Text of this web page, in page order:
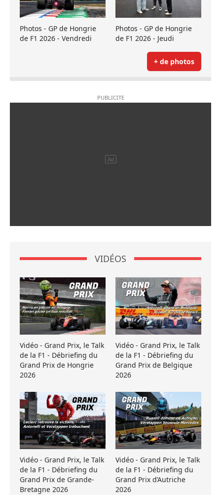
Photos - GP de Hongrie
de F1 2026 - Vendredi
Photos - GP de Hongrie
de F1 2026 - Jeudi
+ de photos
VIDÉOS
Vidéo - Grand Prix, le Talk
de la F1 - Débriefing du
Grand Prix de Hongrie
2026
Vidéo - Grand Prix, le Talk
de la F1 - Débriefing du
Grand Prix de Belgique
2026
Vidéo - Grand Prix, le Talk
de la F1 - Débriefing du
Grand Prix de Grande-
Bretagne 2026
Vidéo - Grand Prix, le Talk
de la F1 - Débriefing du
Grand Prix d’Autriche
2026